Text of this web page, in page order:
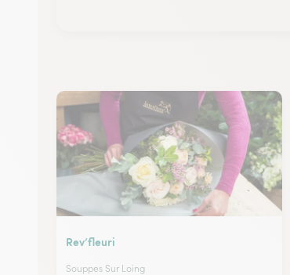
Rev’fleuri
Souppes Sur Loing